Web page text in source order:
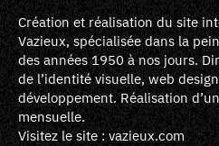
Création et réalisation du site
Vazieux, spécialisée dans la
des années 1950 à nos jours.
de l’identité visuelle, web
développement. Réalisation
mensuelle.
Visitez le site :vazieux.com